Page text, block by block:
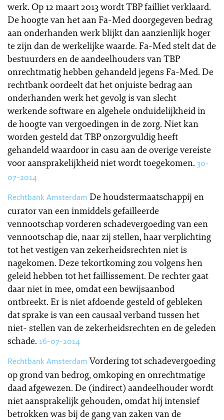
werk. Op 12 maart 2013 wordt TBP failliet verklaard.
De hoogte van het aan Fa-Med doorgegeven bedrag
aan onderhanden werk blijkt dan aanzienlijk hoger
te zijn dan de werkelijke waarde. Fa-Med stelt dat de
bestuurders en de aandeelhouders van TBP
onrechtmatig hebben gehandeld jegens Fa-Med. De
rechtbank oordeelt dat het onjuiste bedrag aan
onderhanden werk het gevolg is van slecht
werkende software en algehele onduidelijkheid in
de hoogte van vergoedingen in de zorg. Niet kan
worden gesteld dat TBP onzorgvuldig heeft
gehandeld waardoor in casu aan de overige vereiste
voor aansprakelijkheid niet wordt toegekomen. 30-
07-2014
Rechtbank Amsterdam De houdstermaatschappij en
curator van een inmiddels gefailleerde
vennootschap vorderen schadevergoeding van een
vennootschap die, naar zij stellen, haar verplichting
tot het vestigen van zekerheidsrechten niet is
nagekomen. Deze tekortkoming zou volgens hen
geleid hebben tot het faillissement. De rechter gaat
daar niet in mee, omdat een bewijsaanbod
ontbreekt. Er is niet afdoende gesteld of gebleken
dat sprake is van een causaal verband tussen het
niet- stellen van de zekerheidsrechten en de geleden
schade. 16-07-2014
Rechtbank Amsterdam Vordering tot schadevergoeding
op grond van bedrog, omkoping en onrechtmatige
daad afgewezen. De (indirect) aandeelhouder wordt
niet aansprakelijk gehouden, omdat hij intensief
betrokken was bij de gang van zaken van de